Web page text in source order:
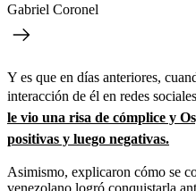
Gabriel Coronel
Y es que en días anteriores,
interacción de él en redes
le vio una risa de cómplice y
positivas y luego negativas.
Asimismo, explicaron cómo se
venezolano logró conquistarla